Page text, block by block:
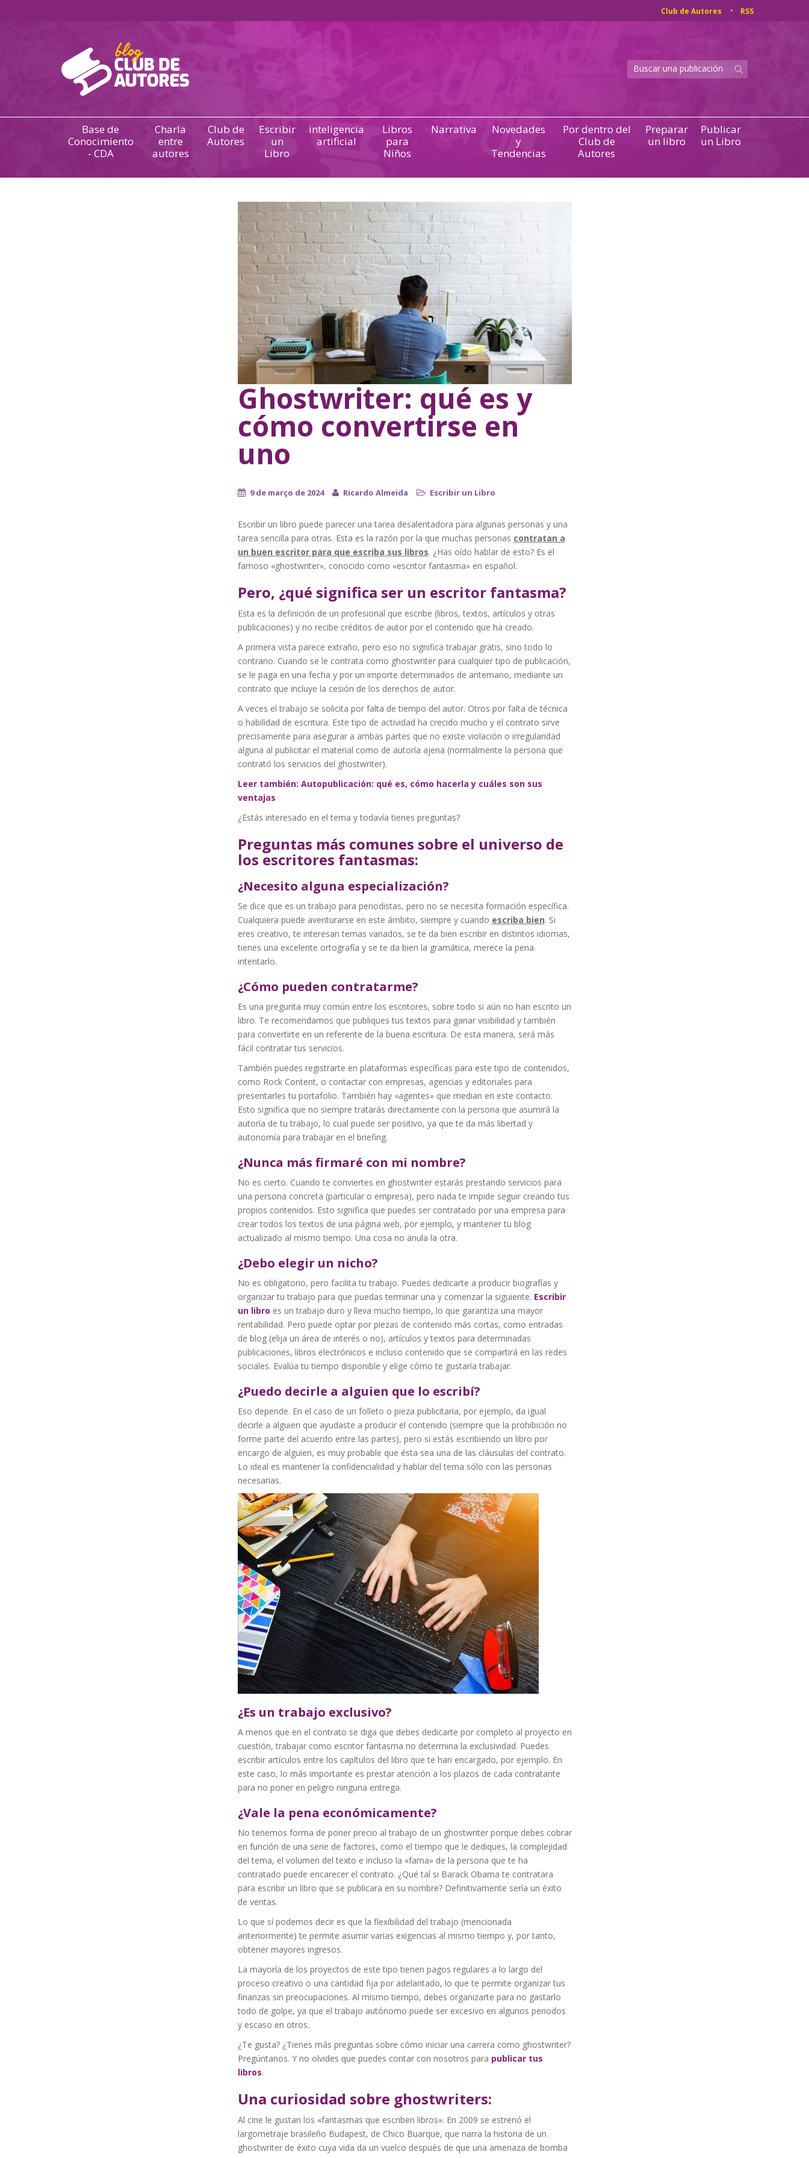
Club de Autores RSS
Base de
Conocimiento
- CDA
Charla
entre
autores
Club de
Autores
Escribir
un
Libro
inteligencia
artificial
Libros
para
Niños
Narrativa
Novedades
y
Tendencias
Por dentro del
Club de
Autores
Preparar
un libro
Publicar
un Libro
Ghostwriter: qué es y
cómo convertirse en
uno
9 de março de 2024 Ricardo Almeida Escribir un Libro
Escribir un libro puede parecer una tarea desalentadora para algunas personas y una
tarea sencilla para otras. Esta es la razón por la que muchas personas contratan a
un buen escritor para que escriba sus libros. ¿Has oído hablar de esto? Es el
famoso «ghostwriter», conocido como «escritor fantasma» en español.
Pero, ¿qué significa ser un escritor fantasma?
Esta es la definición de un profesional que escribe (libros, textos, artículos y otras
publicaciones) y no recibe créditos de autor por el contenido que ha creado.
A primera vista parece extraño, pero eso no significa trabajar gratis, sino todo lo
contrario. Cuando se le contrata como ghostwriter para cualquier tipo de publicación,
se le paga en una fecha y por un importe determinados de antemano, mediante un
contrato que incluye la cesión de los derechos de autor.
A veces el trabajo se solicita por falta de tiempo del autor. Otros por falta de técnica
o habilidad de escritura. Este tipo de actividad ha crecido mucho y el contrato sirve
precisamente para asegurar a ambas partes que no existe violación o irregularidad
alguna al publicitar el material como de autoría ajena (normalmente la persona que
contrató los servicios del ghostwriter).
Leer también: Autopublicación: qué es, cómo hacerla y cuáles son sus
ventajas
¿Estás interesado en el tema y todavía tienes preguntas?
Preguntas más comunes sobre el universo de
los escritores fantasmas:
¿Necesito alguna especialización?
Se dice que es un trabajo para periodistas, pero no se necesita formación específica.
Cualquiera puede aventurarse en este ámbito, siempre y cuando escriba bien. Si
eres creativo, te interesan temas variados, se te da bien escribir en distintos idiomas,
tienes una excelente ortografía y se te da bien la gramática, merece la pena
intentarlo.
¿Cómo pueden contratarme?
Es una pregunta muy común entre los escritores, sobre todo si aún no han escrito un
libro. Te recomendamos que publiques tus textos para ganar visibilidad y también
para convertirte en un referente de la buena escritura. De esta manera, será más
fácil contratar tus servicios.
También puedes registrarte en plataformas específicas para este tipo de contenidos,
como Rock Content, o contactar con empresas, agencias y editoriales para
presentarles tu portafolio. También hay «agentes» que median en este contacto.
Esto significa que no siempre tratarás directamente con la persona que asumirá la
autoría de tu trabajo, lo cual puede ser positivo, ya que te da más libertad y
autonomía para trabajar en el briefing.
¿Nunca más firmaré con mi nombre?
No es cierto. Cuando te conviertes en ghostwriter estarás prestando servicios para
una persona concreta (particular o empresa), pero nada te impide seguir creando tus
propios contenidos. Esto significa que puedes ser contratado por una empresa para
crear todos los textos de una página web, por ejemplo, y mantener tu blog
actualizado al mismo tiempo. Una cosa no anula la otra.
¿Debo elegir un nicho?
No es obligatorio, pero facilita tu trabajo. Puedes dedicarte a producir biografías y
organizar tu trabajo para que puedas terminar una y comenzar la siguiente. Escribir
un libro es un trabajo duro y lleva mucho tiempo, lo que garantiza una mayor
rentabilidad. Pero puede optar por piezas de contenido más cortas, como entradas
de blog (elija un área de interés o no), artículos y textos para determinadas
publicaciones, libros electrónicos e incluso contenido que se compartirá en las redes
sociales. Evalúa tu tiempo disponible y elige cómo te gustaría trabajar.
¿Puedo decirle a alguien que lo escribí?
Eso depende. En el caso de un folleto o pieza publicitaria, por ejemplo, da igual
decirle a alguien que ayudaste a producir el contenido (siempre que la prohibición no
forme parte del acuerdo entre las partes), pero si estás escribiendo un libro por
encargo de alguien, es muy probable que ésta sea una de las cláusulas del contrato.
Lo ideal es mantener la confidencialidad y hablar del tema sólo con las personas
necesarias.
¿Es un trabajo exclusivo?
A menos que en el contrato se diga que debes dedicarte por completo al proyecto en
cuestión, trabajar como escritor fantasma no determina la exclusividad. Puedes
escribir artículos entre los capítulos del libro que te han encargado, por ejemplo. En
este caso, lo más importante es prestar atención a los plazos de cada contratante
para no poner en peligro ninguna entrega.
¿Vale la pena económicamente?
No tenemos forma de poner precio al trabajo de un ghostwriter porque debes cobrar
en función de una serie de factores, como el tiempo que le dediques, la complejidad
del tema, el volumen del texto e incluso la «fama» de la persona que te ha
contratado puede encarecer el contrato. ¿Qué tal si Barack Obama te contratara
para escribir un libro que se publicara en su nombre? Definitivamente sería un éxito
de ventas.
Lo que sí podemos decir es que la flexibilidad del trabajo (mencionada
anteriormente) te permite asumir varias exigencias al mismo tiempo y, por tanto,
obtener mayores ingresos.
La mayoría de los proyectos de este tipo tienen pagos regulares a lo largo del
proceso creativo o una cantidad fija por adelantado, lo que te permite organizar tus
finanzas sin preocupaciones. Al mismo tiempo, debes organizarte para no gastarlo
todo de golpe, ya que el trabajo autónomo puede ser excesivo en algunos periodos
y escaso en otros.
¿Te gusta? ¿Tienes más preguntas sobre cómo iniciar una carrera como ghostwriter?
Pregúntanos. Y no olvides que puedes contar con nosotros para publicar tus
libros.
Una curiosidad sobre ghostwriters:
Al cine le gustan los «fantasmas que escriben libros». En 2009 se estrenó el
largometraje brasileño Budapest, de Chico Buarque, que narra la historia de un
ghostwriter de éxito cuya vida da un vuelco después de que una amenaza de bomba